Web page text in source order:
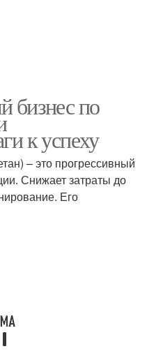
бизнес по
к успеху
– это прогрессивный
Снижает затраты до
Его